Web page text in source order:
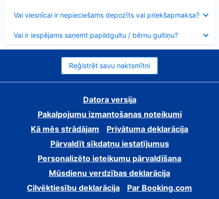
Vai viesnīcai ir nepieciešams depozīts vai priekšapmaksa?
Vai ir iespējams saņemt papildgultu / bērnu gultiņu?
Reģistrēt savu naktsmītni
Datora versija
Pakalpojumu izmantošanas noteikumi
Kā mēs strādājam
Privātuma deklarācija
Pārvaldīt sīkdatņu iestatījumus
Personalizēto ieteikumu pārvaldīšana
Mūsdienu verdzības deklarācija
Cilvēktiesību deklarācija
Par Booking.com